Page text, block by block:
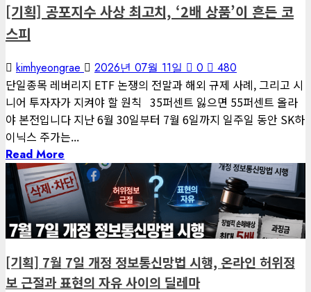
[기획] 공포지수 사상 최고치, ‘2배 상품’이 흔든 코
스피
kimhyeongrae 2026년 07월 11일 0 480
단일종목 레버리지 ETF 논쟁의 전말과 해외 규제 사례, 그리고 시
니어 투자자가 지켜야 할 원칙 35퍼센트 잃으면 55퍼센트 올라
야 본전입니다 지난 6월 30일부터 7월 6일까지 일주일 동안 SK하
이닉스 주가는...
Read More
3 minutes read
게재된 글
글로벌 트렌드
[기획] 7월 7일 개정 정보통신망법 시행, 온라인 허위정
보 근절과 표현의 자유 사이의 딜레마